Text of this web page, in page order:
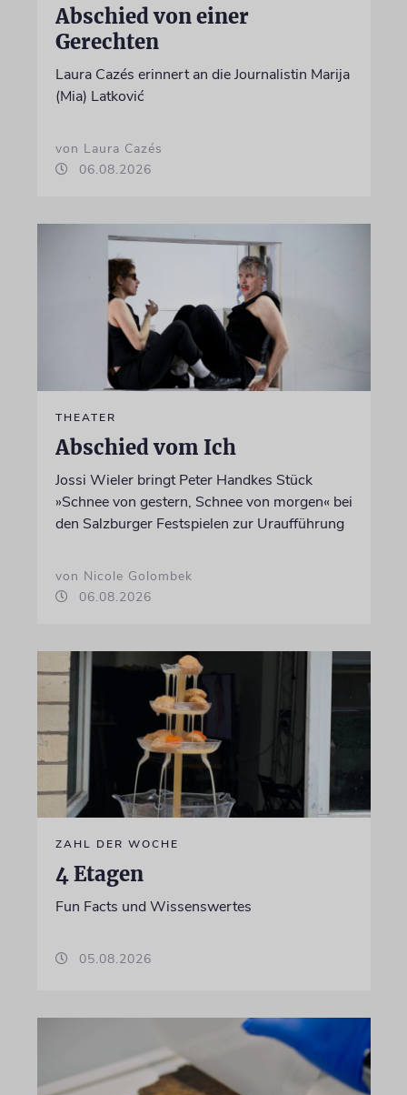
Abschied von einer
Gerechten
Laura Cazés erinnert an die Journalistin Marija
(Mia) Latković
von Laura Cazés
06.08.2026
THEATER
Abschied vom Ich
Jossi Wieler bringt Peter Handkes Stück
»Schnee von gestern, Schnee von morgen« bei
den Salzburger Festspielen zur Uraufführung
von Nicole Golombek
06.08.2026
ZAHL DER WOCHE
4 Etagen
Fun Facts und Wissenswertes
05.08.2026